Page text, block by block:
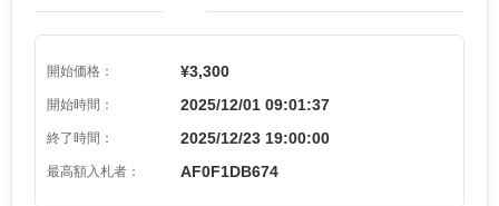
開始価格： ¥3,300
開始時間： 2025/12/01 09:01:37
終了時間： 2025/12/23 19:00:00
最高額入札者： AF0F1DB674